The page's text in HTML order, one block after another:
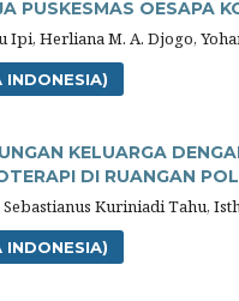
PUSKESMAS OESAPA
Ipi, Herliana M. A. Djogo,
INDONESIA)
KELUARGA
DI RUANGAN
Kuriniadi Tahu,
INDONESIA)